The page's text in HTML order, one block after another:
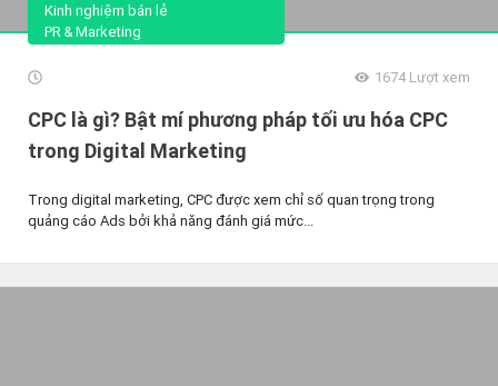
Kinh nghiệm bán lẻ
PR & Marketing
1674Lượt xem
CPC là gì? Bật mí phương pháp tối ưu hóa CPC
trong Digital Marketing
Trong digital marketing, CPC được xem chỉ số quan trọng trong
quảng cáo Ads bởi khả năng đánh giá mức...